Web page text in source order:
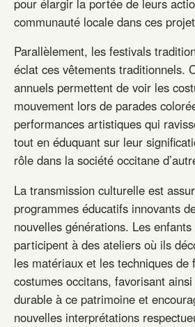
communauté locale dans ces
Parallèlement, les festivals
éclat ces vêtements traditionnels.
annuels permettent de voir les
mouvement lors de parades
performances artistiques qui
tout en éduquant sur leur
rôle dans la société occitane
La transmission culturelle est
programmes éducatifs innovants
nouvelles générations. Les
participent à des ateliers où ils
les matériaux et les techniques de
costumes occitans, favorisant
durable à ce patrimoine et
nouvelles interprétations